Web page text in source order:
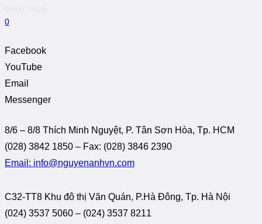
0
Facebook
YouTube
Email
Messenger
8/6 – 8/8 Thích Minh Nguyệt, P. Tân Sơn Hòa, Tp. HCM
(028) 3842 1850 – Fax: (028) 3846 2390
Email: info@nguyenanhvn.com
C32-TT8 Khu đô thị Văn Quán, P.Hà Đông, Tp. Hà Nội
(024) 3537 5060 – (024) 3537 8211